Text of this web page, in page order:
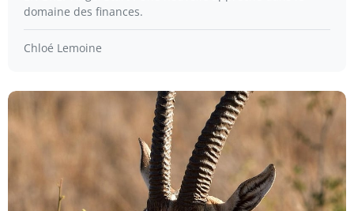
domaine des finances.
Chloé Lemoine